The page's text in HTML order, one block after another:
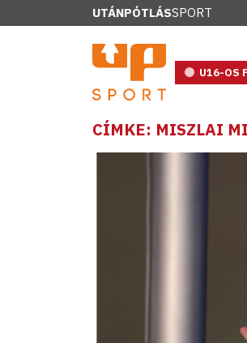
UTÁNPÓTLÁSSPORT
U16-OS
CÍMKE: MISZLAI